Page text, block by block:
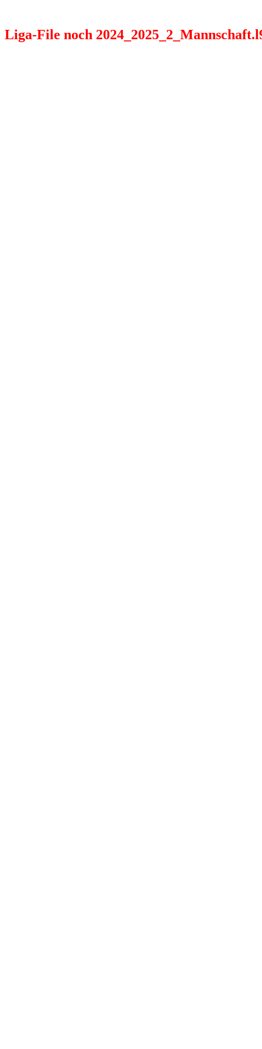
Liga-File noch